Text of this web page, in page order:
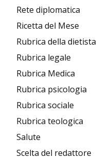
Rete diplomatica
Ricetta del Mese
Rubrica della dietista
Rubrica legale
Rubrica Medica
Rubrica psicologia
Rubrica sociale
Rubrica teologica
Salute
Scelta del redattore